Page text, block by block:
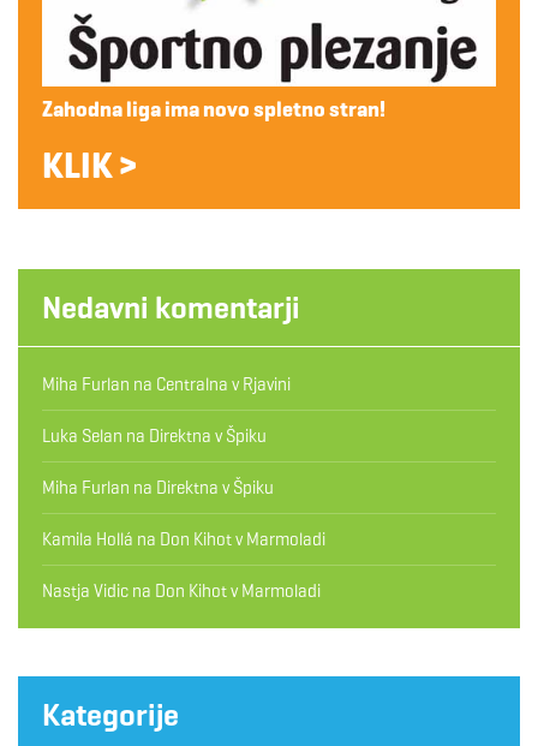
Zahodna liga ima novo spletno stran!
KLIK >
Nedavni komentarji
Miha Furlan na Centralna v Rjavini
Luka Selan na Direktna v Špiku
Miha Furlan na Direktna v Špiku
Kamila Hollá na Don Kihot v Marmoladi
Nastja Vidic na Don Kihot v Marmoladi
Kategorije